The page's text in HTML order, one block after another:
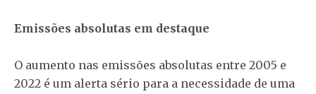
Emissões absolutas em destaque
O aumento nas emissões absolutas entre 2005 e
2022 é um alerta sério para a necessidade de uma